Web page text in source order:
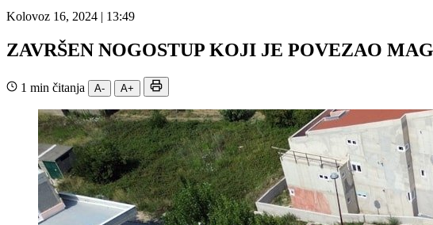
Kolovoz 16, 2024 | 13:49
ZAVRŠEN NOGOSTUP KOJI JE POVEZAO
1 min čitanja A- A+